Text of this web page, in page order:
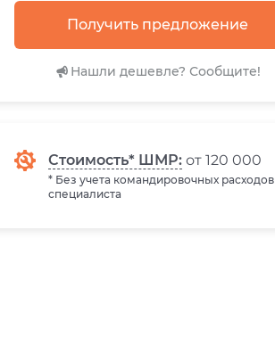
Получить предложение
Нашли дешевле? Сообщите!
Стоимость* ШМР: от 120 000
* Без учета командировочных расходов
специалиста